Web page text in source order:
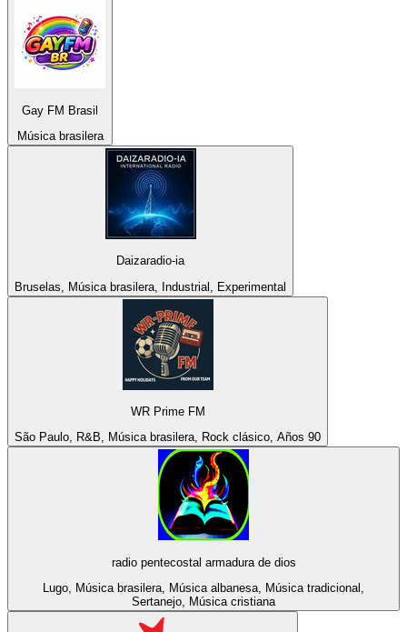
Gay FM Brasil
Música brasilera
Daizaradio-ia
Bruselas, Música brasilera, Industrial, Experimental
WR Prime FM
São Paulo, R&B, Música brasilera, Rock clásico, Años 90
radio pentecostal armadura de dios
Lugo, Música brasilera, Música albanesa, Música tradicional,
Sertanejo, Música cristiana